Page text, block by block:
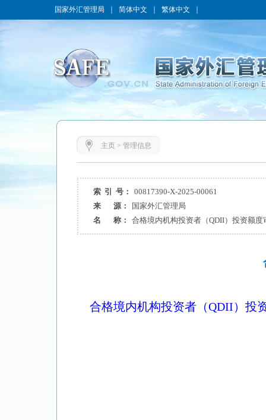
国家外汇管理局 简体中文 繁体中文
主页> 管理信息
索 引 号：
00817390-X-2025-00061
来 源：
国家外汇管理局
名 称：
合格境内机构投资者（QDII）投资额度
合格境内机构投资者（QDII）投